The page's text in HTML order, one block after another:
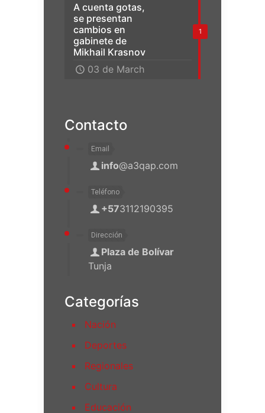
1
A cuenta gotas,
se presentan
cambios en
gabinete de
Mikhail Krasnov
03 de March
Contacto
Email
info@a3qap.com
Teléfono
+573112190395
Dirección
Plaza de Bolívar
Tunja
Categorías
Nación
Deportes
Regionales
Cultura
Educación